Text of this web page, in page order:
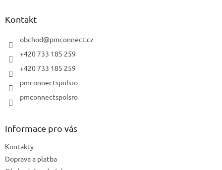
Kontakt
obchod@pmconnect.cz
+420 733 185 259
+420 733 185 259
pmconnectspolsro
pmconnectspolsro
Informace pro vás
Kontakty
Doprava a platba